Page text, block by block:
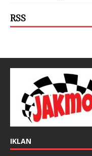
RSS
IKLAN